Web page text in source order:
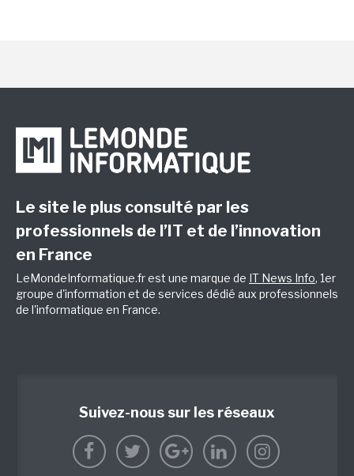
Le site le plus consulté par les
professionnels de l’IT et de l’innovation
en France
LeMondeInformatique.fr est une marque de IT News Info, 1er
groupe d'information et de services dédié aux professionnels
de l'informatique en France.
Suivez-nous sur les réseaux